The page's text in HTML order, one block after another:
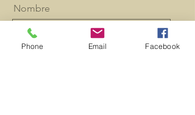
Nombre
Phone Email Facebook